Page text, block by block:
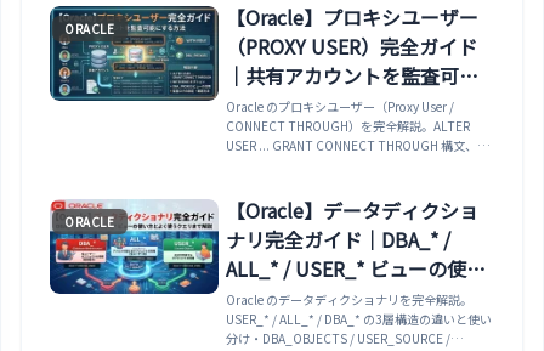
ーセットページネーション、実行計画での
COUNT STOPKEY最適化まで網羅。
ORACLE
【Oracle】プロキシユーザー
（PROXY USER）完全ガイド
｜共有アカウントを監査可能
にする CONNECT THROUGH
Oracle のプロキシユーザー（Proxy User /
CONNECT THROUGH）を完全解説。ALTER
USER ... GRANT CONNECT THROUGH 構文、
ROLE / WITH NO ROLES / WITH ROLE ALL
EXCEPT によるロール制限、sqlplus
proxy[target]/pw@db の接続構文、JDBC Thin
でのプロキシセッション、DBA_PROXIES /
V$SESSION.PROXY_SESSIONID での確認、
SYS_CONTEXT('USERENV','PROXY_USER') と
UNIFIED_AUDIT_TRAIL.DBPROXY_USERNAME
による実ユーザー追跡まで、共有アカウント運用
ORACLE
【Oracle】データディクショ
ナリ完全ガイド｜DBA_* /
ALL_* / USER_* ビューの使い
方とよく使うクエリまで解説
Oracle のデータディクショナリを完全解説。
USER_* / ALL_* / DBA_* の3層構造の違いと使い
分け・DBA_OBJECTS / USER_SOURCE /